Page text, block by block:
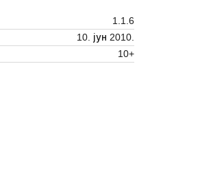
1.1.6
10. јун 2010.
10+